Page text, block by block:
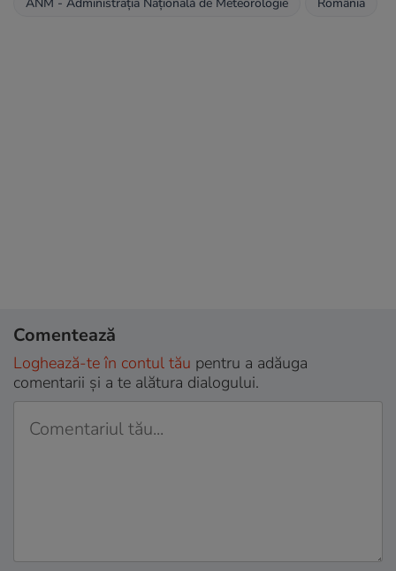
Comentează
Loghează-te în contul tău pentru a adăuga
comentarii și a te alătura dialogului.